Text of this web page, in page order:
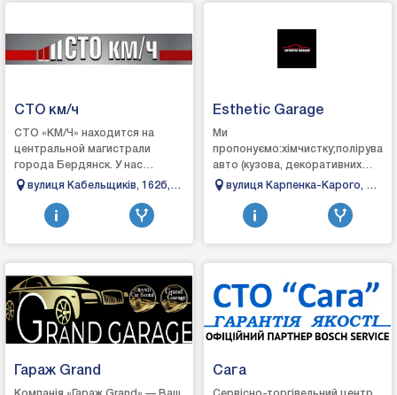
СТО км/ч
СТО «КМ/Ч» находится на
центральной магистрали
города Бердянск. У нас
комфортная зона ожидания,
запасных частей, а такж...
вулиця Кабельщиків, 162б,
Бердянськ, Запорізька
область
Esthetic Garage
Ми
авто (кузова, декоративних
елементів салону);детейлінг
двигуна;детейлінг очистку
салону;захист...
вулиця Карпенка-Карого, 3,
Луцьк, Волинська область
Гараж Grand Сага